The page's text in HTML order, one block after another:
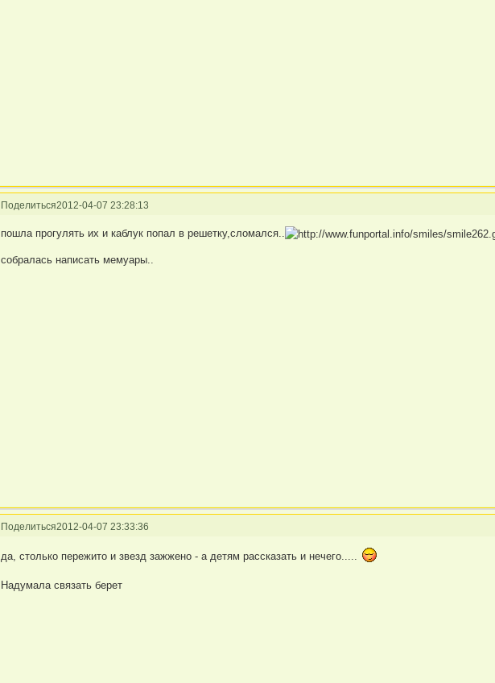
Поделиться2012-04-07 23:28:13
пошла прогулять их и каблук попал в решетку,сломался..
собралась написать мемуары..
Поделиться2012-04-07 23:33:36
да, столько пережито и звезд зажжено - а детям рассказать и нечего.....
Надумала связать берет